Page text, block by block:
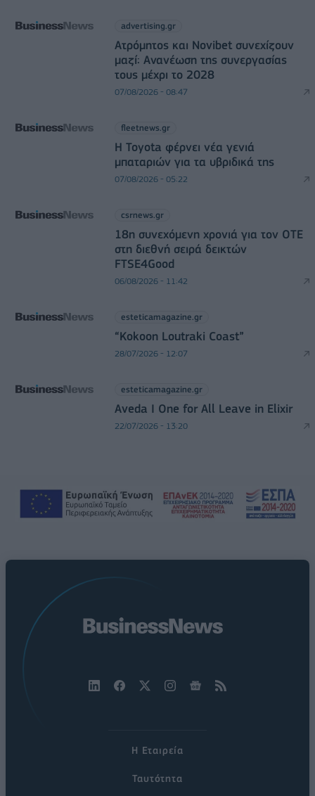
advertising.gr
Ατρόμητος και Novibet συνεχίζουν
μαζί: Ανανέωση της συνεργασίας
τους μέχρι το 2028
07/08/2026 - 08:47
fleetnews.gr
Η Toyota φέρνει νέα γενιά
μπαταριών για τα υβριδικά της
07/08/2026 - 05:22
csrnews.gr
18η συνεχόμενη χρονιά για τον ΟΤΕ
στη διεθνή σειρά δεικτών
FTSE4Good
06/08/2026 - 11:42
esteticamagazine.gr
“Kokoon Loutraki Coast”
28/07/2026 - 12:07
esteticamagazine.gr
Aveda I One for All Leave in Elixir
22/07/2026 - 13:20
Η Εταιρεία
Ταυτότητα